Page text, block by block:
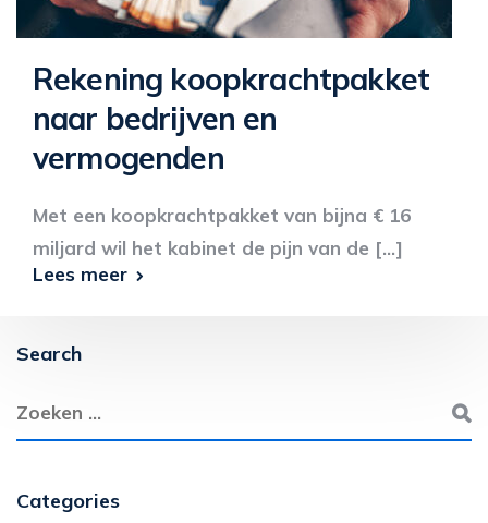
Rekening koopkrachtpakket
naar bedrijven en
vermogenden
Met een koopkrachtpakket van bijna € 16
miljard wil het kabinet de pijn van de [...]
Lees meer
Search
Categories